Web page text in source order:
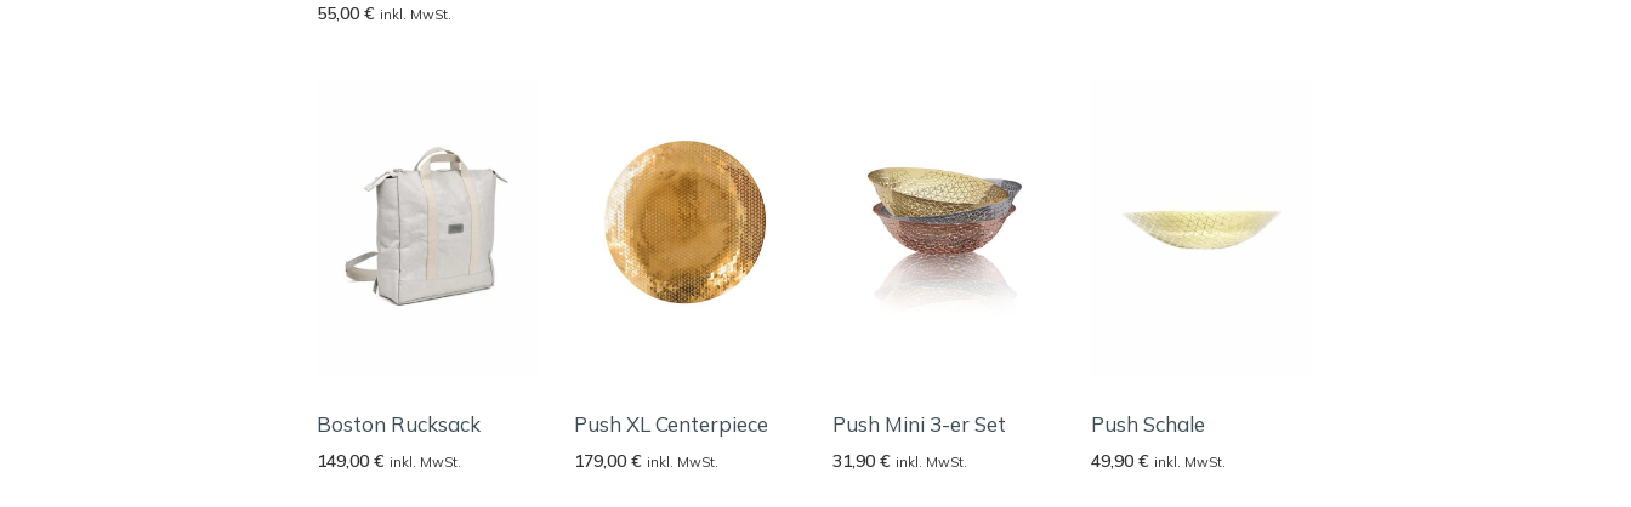
55,00€ inkl. MwSt.
Boston Rucksack
149,00€ inkl. MwSt.
Push XL Centerpiece
179,00€ inkl. MwSt.
Push Mini 3-er Set
31,90€ inkl. MwSt.
Push Schale
49,90€ inkl. MwSt.